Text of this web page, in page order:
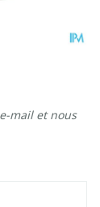
mail et nous